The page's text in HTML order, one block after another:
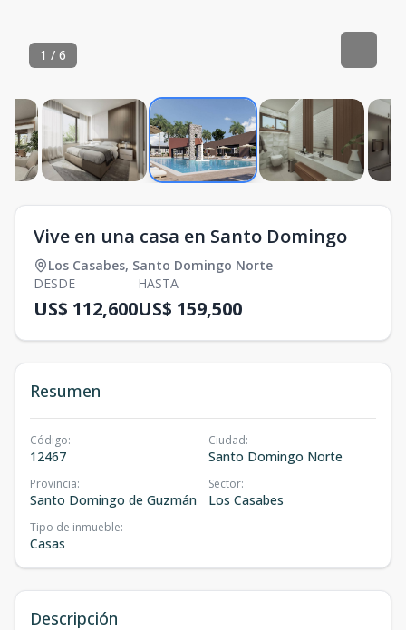
1 / 6
Vive en una casa en Santo Domingo
Los Casabes, Santo Domingo Norte
DESDE
US$ 112,600
HASTA
US$ 159,500
Resumen
Código:
12467
Ciudad:
Santo Domingo Norte
Provincia:
Santo Domingo de Guzmán
Sector:
Los Casabes
Tipo de inmueble:
Casas
Descripción